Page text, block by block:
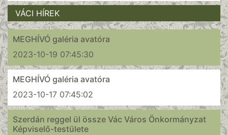
VÁCI HÍREK
MEGHÍVÓ galéria avatóra
2023-10-19 07:45:30
MEGHÍVÓ galéria avatóra
2023-10-17 07:45:02
Szerdán reggel ül össze Vác Város Önkormányzat
Képviselő-testülete